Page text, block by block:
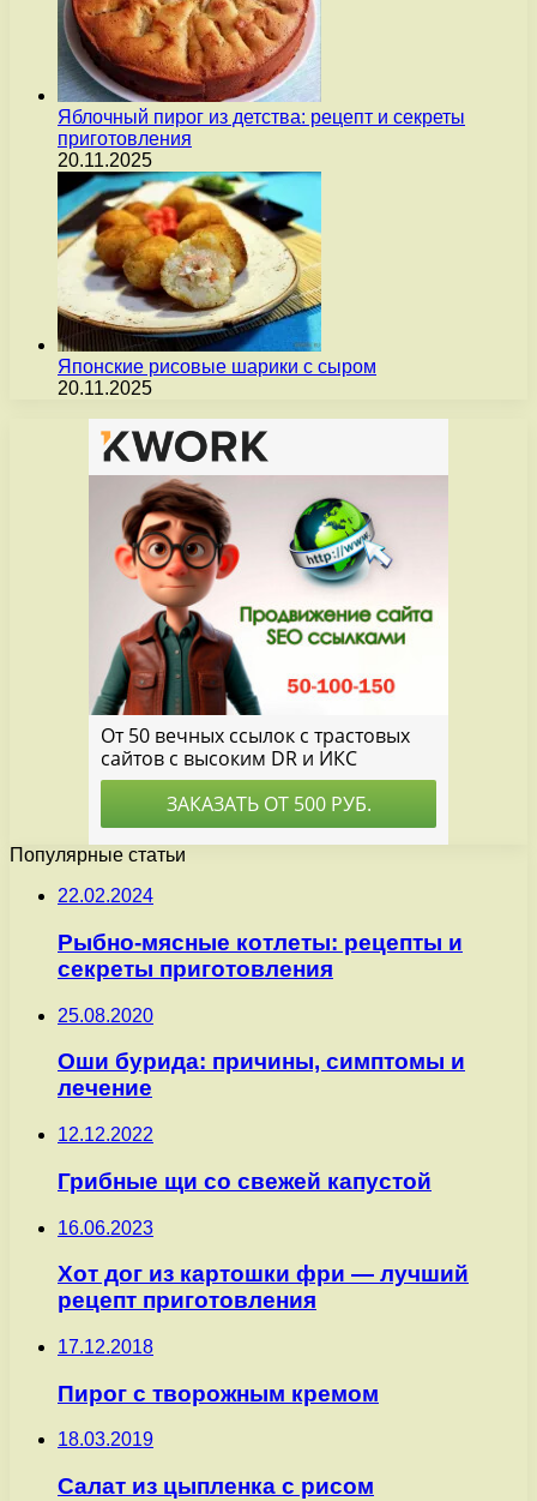
Яблочный пирог из детства: рецепт и секреты
приготовления
20.11.2025
Японские рисовые шарики с сыром
20.11.2025
Популярные статьи
22.02.2024
Рыбно-мясные котлеты: рецепты и
секреты приготовления
25.08.2020
Оши бурида: причины, симптомы и
лечение
12.12.2022
Грибные щи со свежей капустой
16.06.2023
Хот дог из картошки фри — лучший
рецепт приготовления
17.12.2018
Пирог с творожным кремом
18.03.2019
Салат из цыпленка с рисом